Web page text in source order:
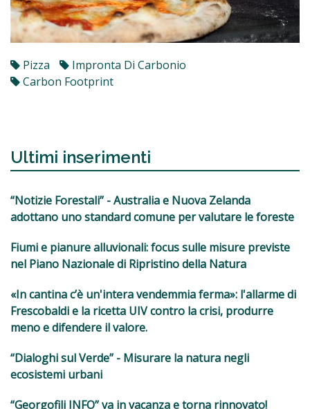
Pizza
Impronta Di Carbonio
Carbon Footprint
Ultimi inserimenti
“Notizie Forestali” - Australia e Nuova Zelanda
adottano uno standard comune per valutare le foreste
Fiumi e pianure alluvionali: focus sulle misure previste
nel Piano Nazionale di Ripristino della Natura
«In cantina c’è un'intera vendemmia ferma»: l'allarme di
Frescobaldi e la ricetta UIV contro la crisi, produrre
meno e difendere il valore.
“Dialoghi sul Verde” - Misurare la natura negli
ecosistemi urbani
“Georgofili INFO” va in vacanza e torna rinnovato!